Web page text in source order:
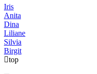
Iris
Anita
Dina
Liliane
Silvia
Birgit
top